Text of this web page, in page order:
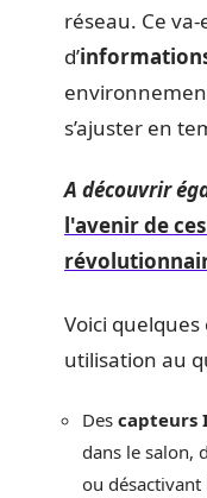
réseau. Ce
d’
s’ajuster en
A découvrir
l'avenir de
Voici
utilisation au
Des capteurs
dans le salon,
ou désactivant